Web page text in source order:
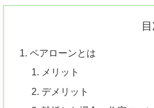
ペアローンとは
メリット
デメリット